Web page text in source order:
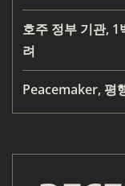
호주 정부 기관,
려
Peacemaker, 평